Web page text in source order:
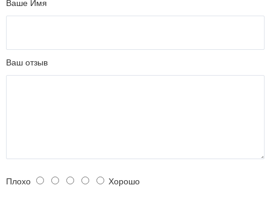
Ваше Имя
Ваш отзыв
Плохо Хорошо